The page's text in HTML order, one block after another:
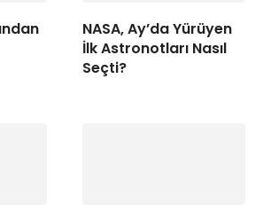
NASA, Ay’da Yürüyen
İlk Astronotları Nasıl
Seçti?